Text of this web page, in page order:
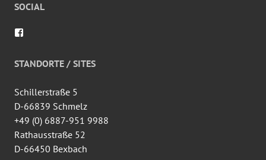
SOCIAL
de
wingtsun.arlon
Facebook
STANDORTE / SITES
Schillerstraße 5
D-66839 Schmelz
+49 (0) 6887-951 9988
Rathausstraße 52
D-66450 Bexbach